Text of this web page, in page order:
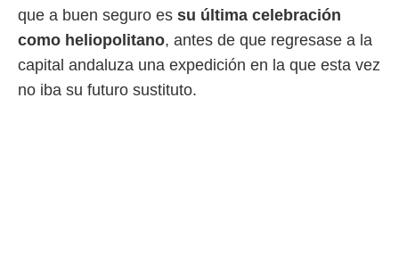
contenido
medir el
de la
el
que a buen seguro es su última celebración
como heliopolitano, antes de que regresase a la
capital andaluza una expedición en la que esta vez
no iba su futuro sustituto.